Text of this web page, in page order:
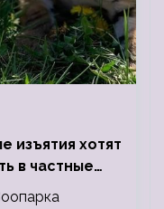
изъятия хотят
в частные